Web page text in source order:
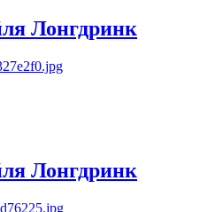
Лонгдринк
Лонгдринк